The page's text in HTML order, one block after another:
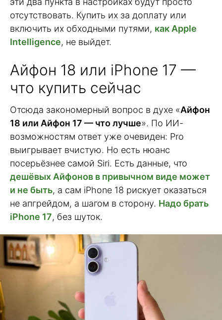
отсутствовать. Купить их за доплату или
включить их обходными путями, как Apple
Intelligence, не выйдет.
Айфон 18 или iPhone 17 —
что купить сейчас
Отсюда закономерный вопрос в духе «Айфон
18 или Айфон 17 — что лучше». По ИИ-
возможностям ответ уже очевиден: Pro
выигрывает вчистую. Но есть нюанс
посерьёзнее самой Siri. Есть данные, что
дешёвых Айфонов в привычном виде может
и не быть, а сам iPhone 18 рискует оказаться
не апгрейдом, а шагом в сторону. Надо брать
iPhone 17, без шуток.